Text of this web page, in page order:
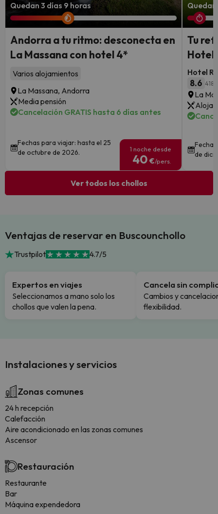
Quedan 3 días 9 horas
Andorra a tu ritmo: desconecta en
La Massana con hotel 4*
Varios alojamientos
La Massana, Andorra
Media pensión
Cancelación GRATIS hasta 6 días antes
Fechas para viajar: hasta el 25
de octubre de 2026.
1 noche desde
40 €/pers.
Tu
Hotel
Hotel
8.6 418
La
de
Ver todos los chollos
Ventajas de reservar en Buscounchollo
Trustpilot 4.7/5
Expertos en viajes
Seleccionamos a mano solo los
chollos que valen la pena.
Cancela sin
Cambios y
flexibilidad.
Instalaciones y servicios
Zonas comunes
24 h recepción
Calefacción
Aire acondicionado en las zonas comunes
Ascensor
Restauración
Restaurante
Bar
Máquina expendedora